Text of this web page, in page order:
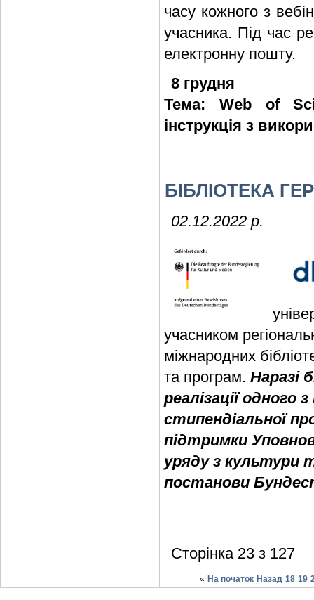
часу кожного з
учасника. Під час
електронну пошту.
8 грудня
Тема: Web of
інструкція з
БІБЛІОТЕКА
02.12.2022 р.
учасником
міжнародних
та програм. Наразі
реалізації одного
стипендіальної
підтримки
уряду з культури
постанови
Сторінка 23 з 127
« На початок Назад 18 19